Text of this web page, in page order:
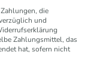
die
und
Zahlungsmittel, das
hat, sofern nicht